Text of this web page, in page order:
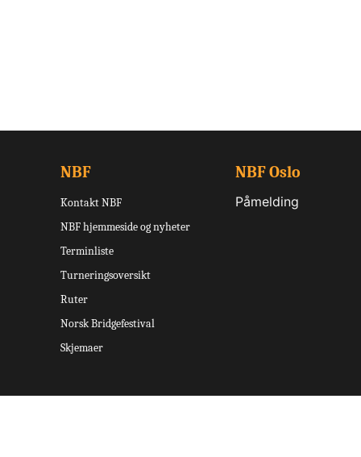
NBF
Kontakt NBF
NBF hjemmeside og nyheter
Terminliste
Turneringsoversikt
Ruter
Norsk Bridgefestival
Skjemaer
NBF Oslo
Påmelding